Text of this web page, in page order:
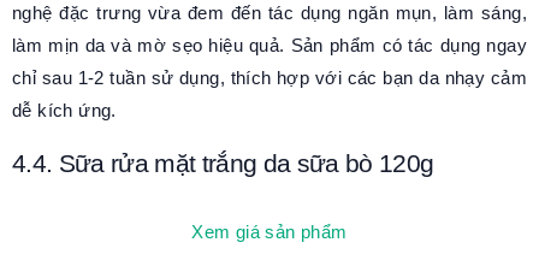
nghệ đặc trưng vừa đem đến tác dụng ngăn mụn, làm sáng,
làm mịn da và mờ sẹo hiệu quả. Sản phẩm có tác dụng ngay
chỉ sau 1-2 tuần sử dụng, thích hợp với các bạn da nhạy cảm
dễ kích ứng.
4.4. Sữa rửa mặt trắng da sữa bò 120g
Xem giá sản phẩm